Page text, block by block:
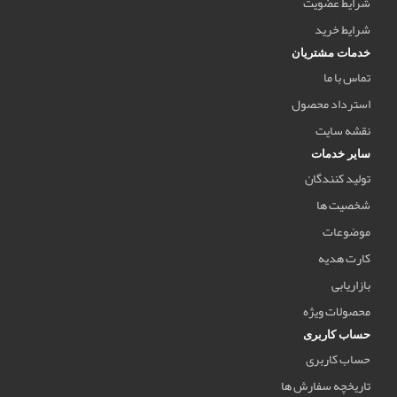
شرایط خرید
خدمات مشتریان
تماس با ما
استرداد محصول
نقشه سایت
سایر خدمات
تولید کنندگان
شخصیت ها
موضوعات
کارت هدیه
بازاریابی
محصولات ویژه
حساب کاربری
حساب کاربری
تاریخچه سفارش ها